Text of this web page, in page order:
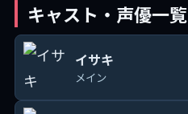
キャスト・声優一覧
イサキ
メイン